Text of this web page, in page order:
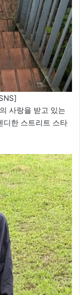
사랑을 받고 있는
디한 스트리트 스타